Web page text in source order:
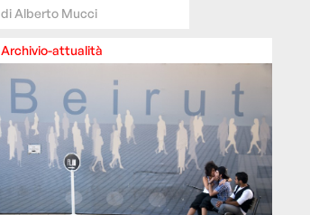
di Alberto Mucci
Archivio-attualità